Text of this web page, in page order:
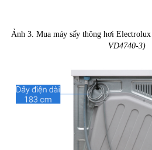
Ảnh 3. Mua máy sấy thông hơi
VD4740-3)